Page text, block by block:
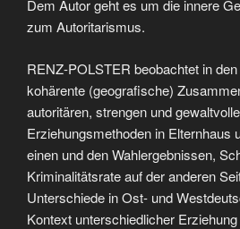
Dem Autor geht es um die innere
zum Autoritarismus.
RENZ-POLSTER beobachtet in
kohärente (geografische)
autoritären, strengen und
Erziehungsmethoden in Elternhaus
einen und den Wahlergebnissen,
Kriminalitätsrate auf der anderen
Unterschiede in Ost- und
Kontext unterschiedlicher